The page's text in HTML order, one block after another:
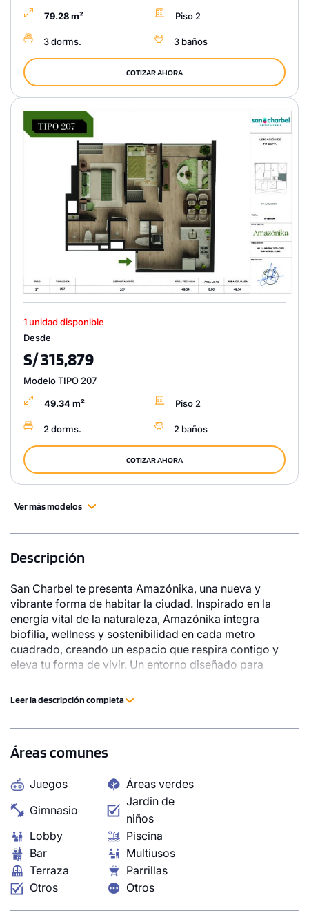
79.28 m² Piso 2
3 dorms. 3 baños
COTIZAR AHORA
1 unidad disponible
Desde
S/ 315,879
Modelo TIPO 207
49.34 m² Piso 2
2 dorms. 2 baños
COTIZAR AHORA
Ver más modelos
Descripción
San Charbel te presenta Amazónika, una nueva y
vibrante forma de habitar la ciudad. Inspirado en la
energía vital de la naturaleza, Amazónika integra
biofilia, wellness y sostenibilidad en cada metro
cuadrado, creando un espacio que respira contigo y
eleva tu forma de vivir. Un entorno diseñado para
el bienestar - sin renunciar a lo importante: la
natural, vivir mejor.
Leer la descripción completa
Áreas comunes
Juegos
Áreas verdes
Gimnasio
Jardin de
niños
Lobby
Piscina
Bar
Multiusos
Terraza
Parrillas
Otros
Otros